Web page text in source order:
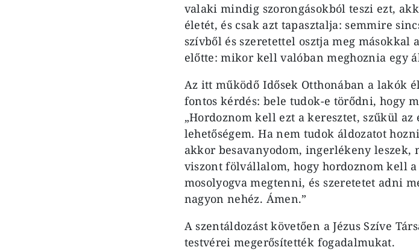
valaki mindig szorongásokból teszi ezt,
életét, és csak azt tapasztalja: semmire
szívből és szeretettel osztja meg
előtte: mikor kell valóban meghoznia egy
Az itt működő Idősek Otthonában a lakók
fontos kérdés: bele tudok-e törődni, hogy
„Hordoznom kell ezt a keresztet, szűkül az
lehetőségem. Ha nem tudok áldozatot
akkor besavanyodom, ingerlékeny
viszont fölvállalom, hogy hordoznom kell
mosolyogva megtenni, és szeretetet adni
nagyon nehéz. Ámen.”
A szentáldozást követően a Jézus Szíve
testvérei megerősítették fogadalmukat.